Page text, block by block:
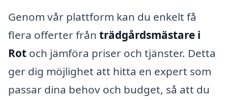
Genom vår plattform kan du enkelt få
flera offerter från trädgårdsmästare i
Rot och jämföra priser och tjänster. Detta
ger dig möjlighet att hitta en expert som
passar dina behov och budget, så att du